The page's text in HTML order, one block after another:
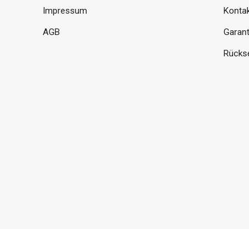
Impressum
AGB